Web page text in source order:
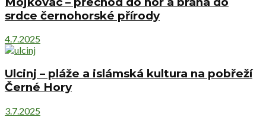
srdce černohorské přírody
4.7.2025
Ulcinj – pláže a islámská kultura na pobřeží
Černé Hory
3.7.2025